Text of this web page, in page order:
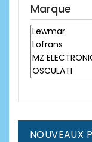
Marque
NOUVEAUX